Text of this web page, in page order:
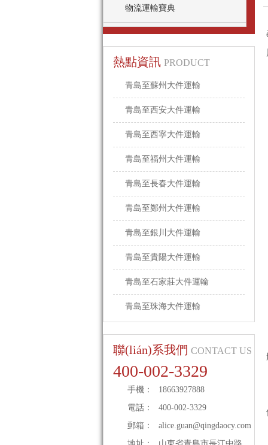
物流運輸寶典
熱點資訊 PRODUCT
青島至蘇州大件運輸
青島至西安大件運輸
青島至西寧大件運輸
青島至福州大件運輸
青島至長春大件運輸
青島至鄭州大件運輸
青島至銀川大件運輸
青島至貴陽大件運輸
青島至石家莊大件運輸
青島至珠海大件運輸
聯(lián)系我們 CONTACT US
400-002-3329
手機：
18663927888
電話：
400-002-3329
郵箱：
alice.guan@qingdaocy.com